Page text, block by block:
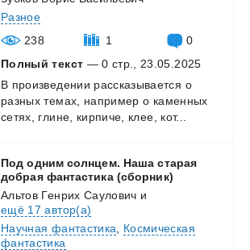
Разное
238
1
0
Полный текст — 0 стр., 23.05.2025
В произведении рассказывается о
разных темах, например о каменных
сетях,
глине, кирпиче, клее, кот...
Под одним солнцем. Наша старая
добрая фантастика (сборник)
Альтов Генрих Саулович и
ещё 17 автор(а)
Научная фантастика
Космическая
фантастика